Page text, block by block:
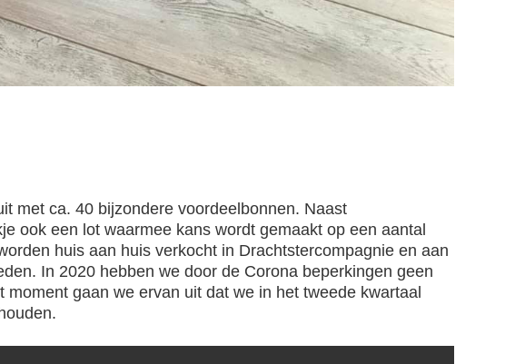
met ca. 40 bijzondere voordeelbonnen. Naast
ook een lot waarmee kans wordt gemaakt op een aantal
huis aan huis verkocht in Drachtstercompagnie en aan
In 2020 hebben we door de Corona beperkingen geen
moment gaan we ervan uit dat we in het tweede kwartaal